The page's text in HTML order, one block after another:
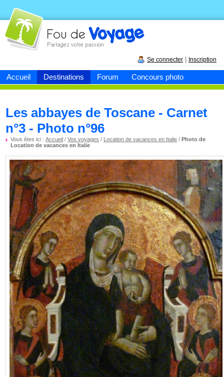
Accueil Destinations Forum Concours photo
Fou devoyage
Se connecter Inscription
Les abbayes de Toscane - Carnet
n°3 - Photo n°96
Vous êtes ici :Accueil /Vos voyages / Location de vacances en Italie /Photo de
Location de vacances en Italie